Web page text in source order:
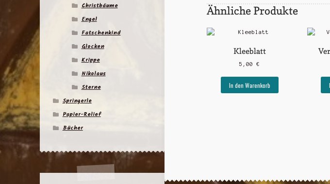
Ähnliche Produkte
Kleeblatt
5,00€
In den Warenkorb
Christbäume
Engel
Fatschenkind
Glocken
Krippe
Nikolaus
Sterne
Springerle
Papier-Relief
Bücher